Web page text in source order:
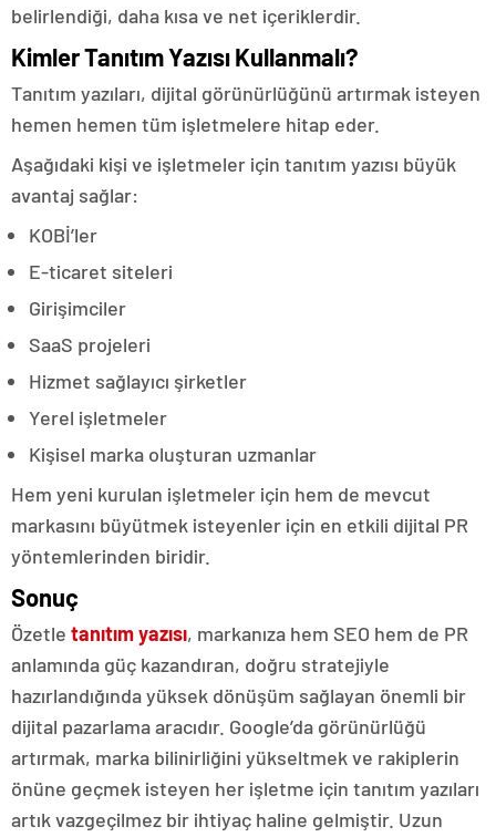
belirlendiği, daha kısa ve net içeriklerdir.
Kimler Tanıtım Yazısı Kullanmalı?
Tanıtım yazıları, dijital görünürlüğünü artırmak isteyen
hemen hemen tüm işletmelere hitap eder.
Aşağıdaki kişi ve işletmeler için tanıtım yazısı büyük
avantaj sağlar:
KOBİ’ler
E-ticaret siteleri
Girişimciler
SaaS projeleri
Hizmet sağlayıcı şirketler
Yerel işletmeler
Kişisel marka oluşturan uzmanlar
Hem yeni kurulan işletmeler için hem de mevcut
markasını büyütmek isteyenler için en etkili dijital PR
yöntemlerinden biridir.
Sonuç
Özetle tanıtım yazısı, markanıza hem SEO hem de PR
anlamında güç kazandıran, doğru stratejiyle
hazırlandığında yüksek dönüşüm sağlayan önemli bir
dijital pazarlama aracıdır. Google’da görünürlüğü
artırmak, marka bilinirliğini yükseltmek ve rakiplerin
önüne geçmek isteyen her işletme için tanıtım yazıları
artık vazgeçilmez bir ihtiyaç haline gelmiştir. Uzun